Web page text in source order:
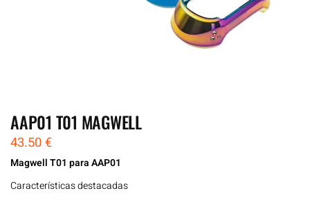
AAP01 T01 MAGWELL
43.50€
Magwell T01 para AAP01
Características destacadas